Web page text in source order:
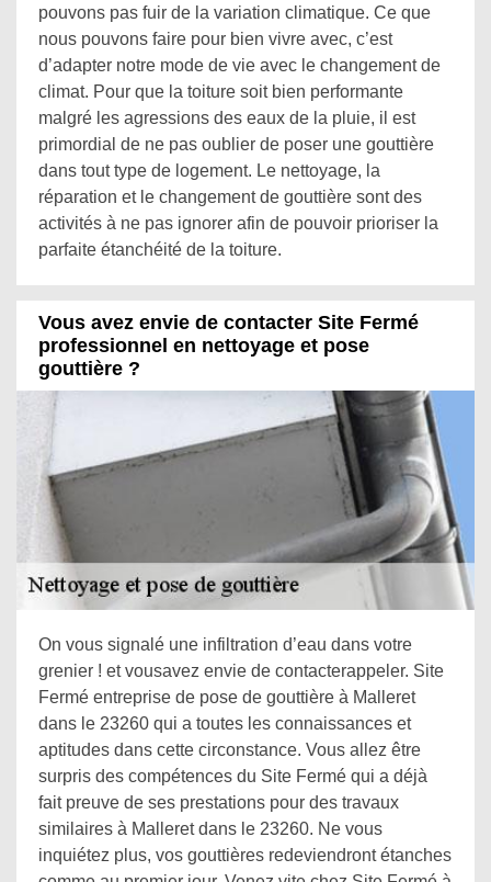
pouvons pas fuir de la variation climatique. Ce que
nous pouvons faire pour bien vivre avec, c’est
d’adapter notre mode de vie avec le changement de
climat. Pour que la toiture soit bien performante
malgré les agressions des eaux de la pluie, il est
primordial de ne pas oublier de poser une gouttière
dans tout type de logement. Le nettoyage, la
réparation et le changement de gouttière sont des
activités à ne pas ignorer afin de pouvoir prioriser la
parfaite étanchéité de la toiture.
Vous avez envie de contacter Site Fermé
professionnel en nettoyage et pose
gouttière ?
On vous signalé une infiltration d’eau dans votre
grenier ! et vousavez envie de contacterappeler. Site
Fermé entreprise de pose de gouttière à Malleret
dans le 23260 qui a toutes les connaissances et
aptitudes dans cette circonstance. Vous allez être
surpris des compétences du Site Fermé qui a déjà
fait preuve de ses prestations pour des travaux
similaires à Malleret dans le 23260. Ne vous
inquiétez plus, vos gouttières redeviendront étanches